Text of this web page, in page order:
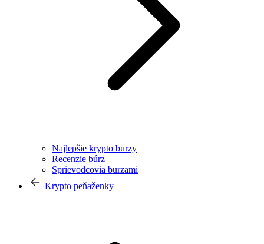
Najlepšie krypto burzy
Recenzie búrz
Sprievodcovia burzami
Krypto peňaženky